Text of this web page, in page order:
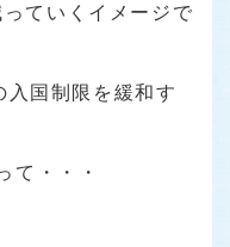
ていくイメージで
国制限を緩和す
て・・・